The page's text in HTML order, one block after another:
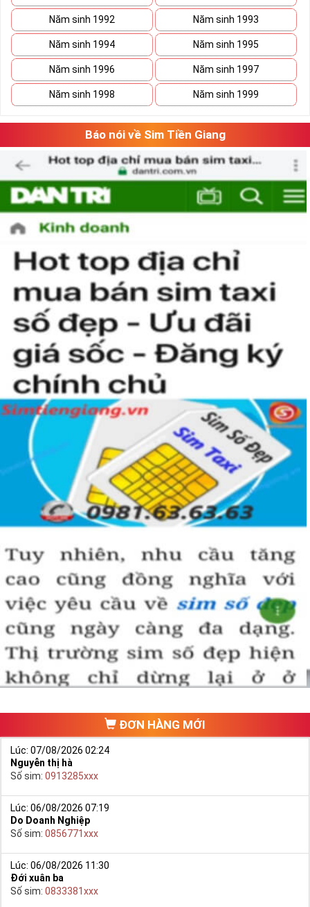
Năm sinh 1992 Năm sinh 1993
Năm sinh 1994 Năm sinh 1995
Năm sinh 1996 Năm sinh 1997
Năm sinh 1998 Năm sinh 1999
Báo nói về Sim Tiền Giang
ĐƠN HÀNG MỚI
Lúc: 07/08/2026 02:24
Nguyễn thị hà
Số sim: 0913285xxx
Lúc: 06/08/2026 07:19
Do Doanh Nghiệp
Số sim: 0856771xxx
Lúc: 06/08/2026 11:30
Đới xuân ba
Số sim: 0833381xxx